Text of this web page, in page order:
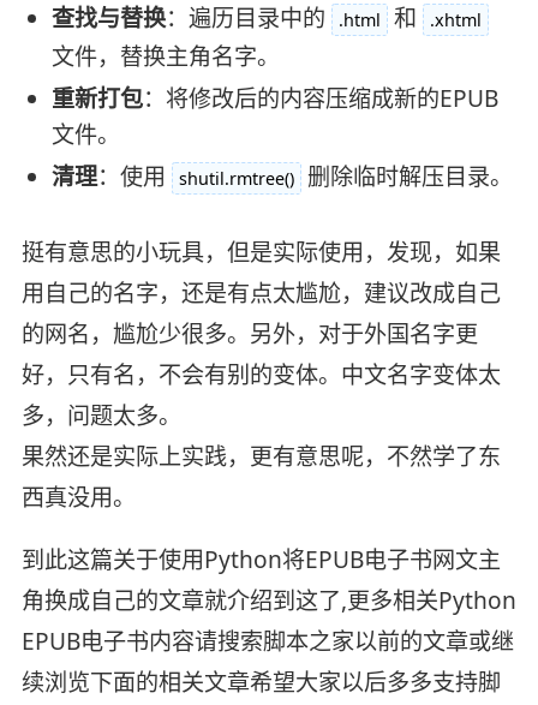
查找与替换：遍历目录中的 .html 和 .xhtml
文件，替换主角名字。
重新打包：将修改后的内容压缩成新的EPUB
文件。
清理：使用 shutil.rmtree() 删除临时解压目录。
挺有意思的小玩具，但是实际使用，发现，如果
用自己的名字，还是有点太尴尬，建议改成自己
的网名，尴尬少很多。另外，对于外国名字更
好，只有名，不会有别的变体。中文名字变体太
多，问题太多。
果然还是实际上实践，更有意思呢，不然学了东
西真没用。
到此这篇关于使用Python将EPUB电子书网文主
角换成自己的文章就介绍到这了,更多相关Python
EPUB电子书内容请搜索脚本之家以前的文章或继
续浏览下面的相关文章希望大家以后多多支持脚